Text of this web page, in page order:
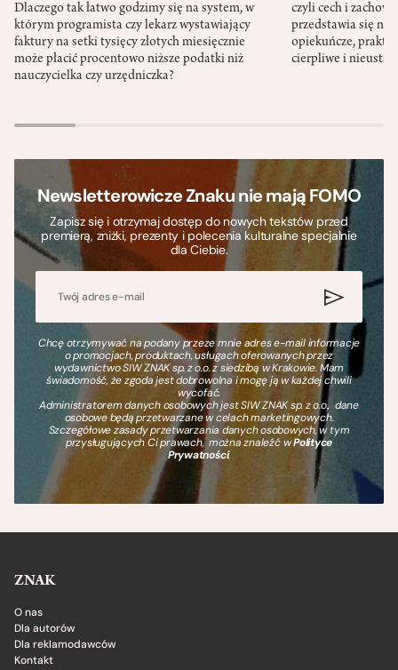
Dlaczego tak łatwo godzimy się na system, w
którym programista czy lekarz wystawiający
faktury na setki tysięcy złotych miesięcznie
może płacić procentowo niższe podatki niż
nauczycielka czy urzędniczka?
czyli cech i
przedstawia się
opiekuńcze,
cierpliwe i
Newsletterowicze Znaku nie mają FOMO
Zapisz się i otrzymaj dostęp do nowych tekstów przed
premierą, zniżki, prezenty i polecenia kulturalne specjalnie
dla Ciebie.
Chcę otrzymywać na podany przeze mnie adres e-mail informacje
o promocjach, produktach, usługach oferowanych przez
wydawnictwo SIW ZNAK sp. z o.o. z siedzibą w Krakowie. Mam
świadomość, że zgoda jest dobrowolna i mogę ją w każdej chwili
wycofać.
Administratorem danych osobowych jest SIW ZNAK sp. z o.o., dane
osobowe będą przetwarzane w celach marketingowych.
Szczegółowe zasady przetwarzania danych osobowych, w tym
przysługujących Ci prawach, można znaleźć wPolityce
Prywatności.
ZNAK
O nas
Dla autorów
Dla reklamodawców
Kontakt